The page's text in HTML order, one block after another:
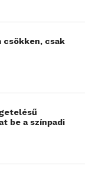
csökken, csak
be a színpadi